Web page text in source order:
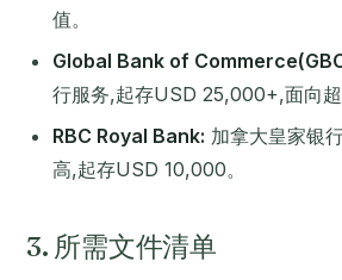
值。
Global Bank of
行服务,起存USD 25,000+,面向超
RBC Royal Bank: 加拿大皇家银
高,起存USD 10,000。
3. 所需文件清单